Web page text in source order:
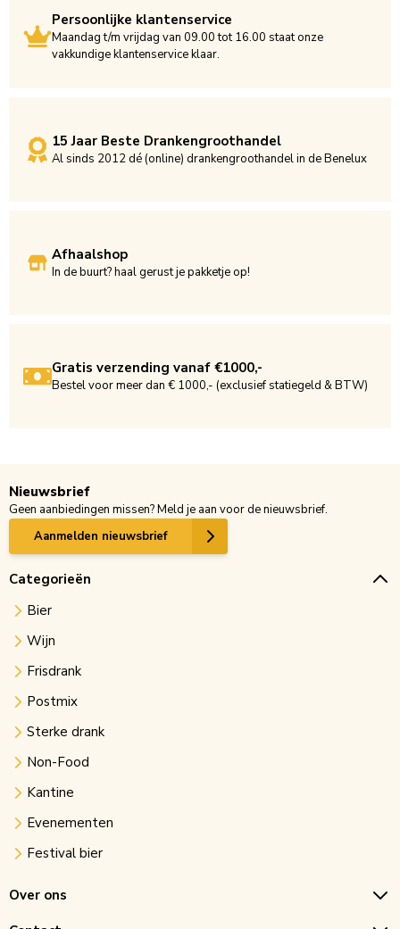
Persoonlijke klantenservice
Maandag t/m vrijdag van 09.00 tot 16.00 staat onze
vakkundige klantenservice klaar.
15 Jaar Beste Drankengroothandel
Al sinds 2012 dé (online) drankengroothandel in de Benelux
Afhaalshop
In de buurt? haal gerust je pakketje op!
Gratis verzending vanaf €1000,-
Bestel voor meer dan € 1000,- (exclusief statiegeld & BTW)
Nieuwsbrief
Geen aanbiedingen missen? Meld je aan voor de nieuwsbrief.
Aanmelden nieuwsbrief
Categorieën
Bier
Wijn
Frisdrank
Postmix
Sterke drank
Non-Food
Kantine
Evenementen
Festival bier
Over ons